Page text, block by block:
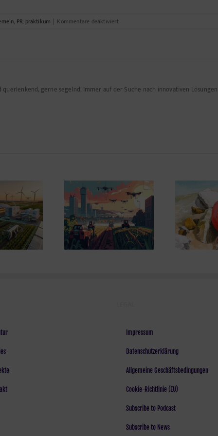
, PR, praktikum | Kommentare deaktiviertfür
–
querlenkend, gerne segelnd. Immer auf der Suche nach innovativen
2035 –
nach
Wendepunkt*
Wenn Geiz die Leine
durchscheuert
?
in
Impressum
Datenschutzerklärung
Allgemeine Geschäftsbedingungen
Cookie-Richtlinie (EU)
Subscribe to Podcast
Subscribe to News